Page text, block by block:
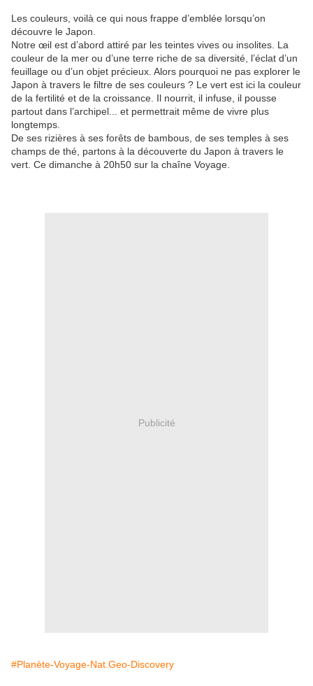
Les couleurs, voilà ce qui nous frappe d’emblée lorsqu’on
découvre le Japon.
Notre œil est d’abord attiré par les teintes vives ou insolites. La
couleur de la mer ou d’une terre riche de sa diversité, l’éclat d’un
feuillage ou d’un objet précieux. Alors pourquoi ne pas explorer le
Japon à travers le filtre de ses couleurs ? Le vert est ici la couleur
de la fertilité et de la croissance. Il nourrit, il infuse, il pousse
partout dans l’archipel... et permettrait même de vivre plus
longtemps.
De ses rizières à ses forêts de bambous, de ses temples à ses
champs de thé, partons à la découverte du Japon à travers le
vert. Ce dimanche à 20h50 sur la chaîne Voyage.
Publicité
#Planète-Voyage-Nat.Geo-Discovery